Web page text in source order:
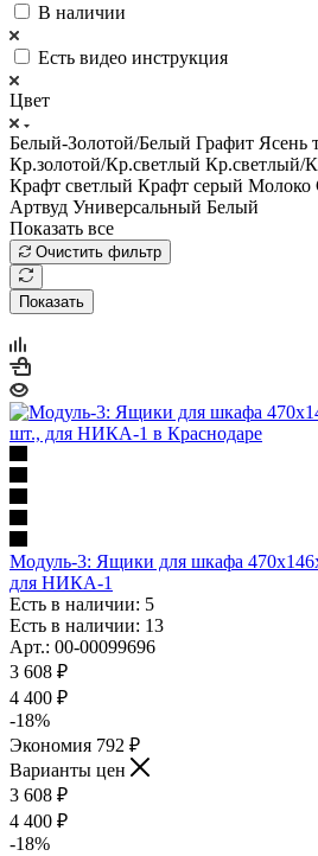
В наличии
Есть видео инструкция
Цвет
Белый-Золотой/Белый Графит Ясень
Кр.золотой/Кр.светлый Кр.светлый/
Крафт светлый Крафт серый Молоко
Артвуд Универсальный Белый
Показать все
Очистить фильтр
Показать
Модуль-3: Ящики для шкафа
для НИКА-1
Есть в наличии: 5
Есть в наличии: 13
Арт.: 00-00099696
3 608 ₽
4 400 ₽
-18%
Экономия 792 ₽
Варианты цен
3 608 ₽
4 400 ₽
-18%